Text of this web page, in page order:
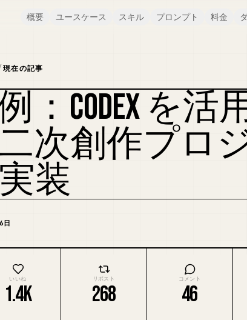
概要 ユースケース スキル プロンプト 料金
現在の記事
カバ
：CODEX を活
次創作プロ
装
日
いいね
1.4K
リポスト
268
コメント
46